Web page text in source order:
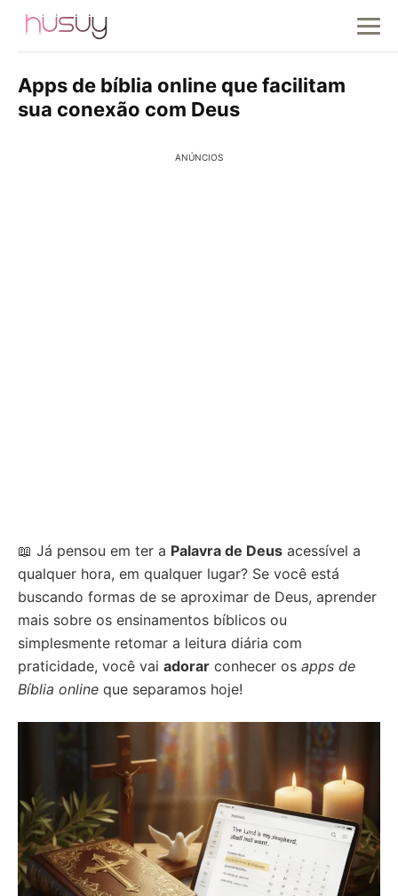
Apps de bíblia online que facilitam
sua conexão com Deus
ANÚNCIOS
📖 Já pensou em ter a Palavra de Deus acessível a
qualquer hora, em qualquer lugar? Se você está
buscando formas de se aproximar de Deus, aprender
mais sobre os ensinamentos bíblicos ou
simplesmente retomar a leitura diária com
praticidade, você vai adorar conhecer os apps de
Bíblia online que separamos hoje!